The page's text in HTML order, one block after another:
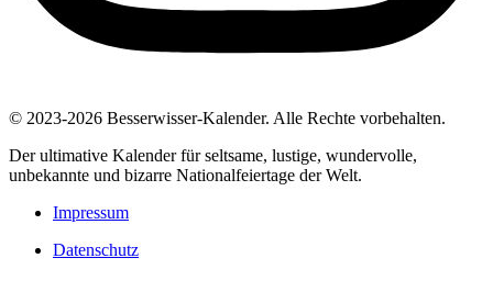
© 2023-2026 Besserwisser-Kalender. Alle Rechte vorbehalten.
Der ultimative Kalender für seltsame, lustige, wundervolle,
unbekannte und bizarre Nationalfeiertage der Welt.
Impressum
Datenschutz